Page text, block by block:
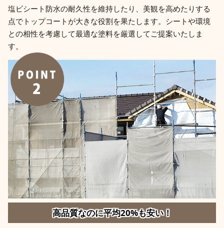
塩ビシート防水の耐久性を維持したり、美観を高めたりする
点でトップコートが大きな役割を果たします。シートや環境
との相性を考慮して最適な塗料を厳選してご提案いたしま
す。
高品質なのに平均20%も安い！